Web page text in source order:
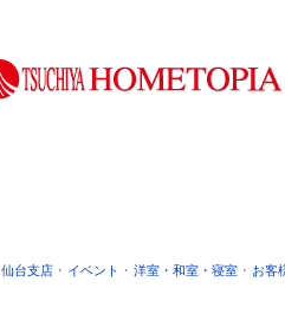
仙台支店 ･ イベント ･ 洋室・和室・寝室 ･ お客